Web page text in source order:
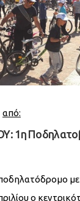
από:
1η
ο